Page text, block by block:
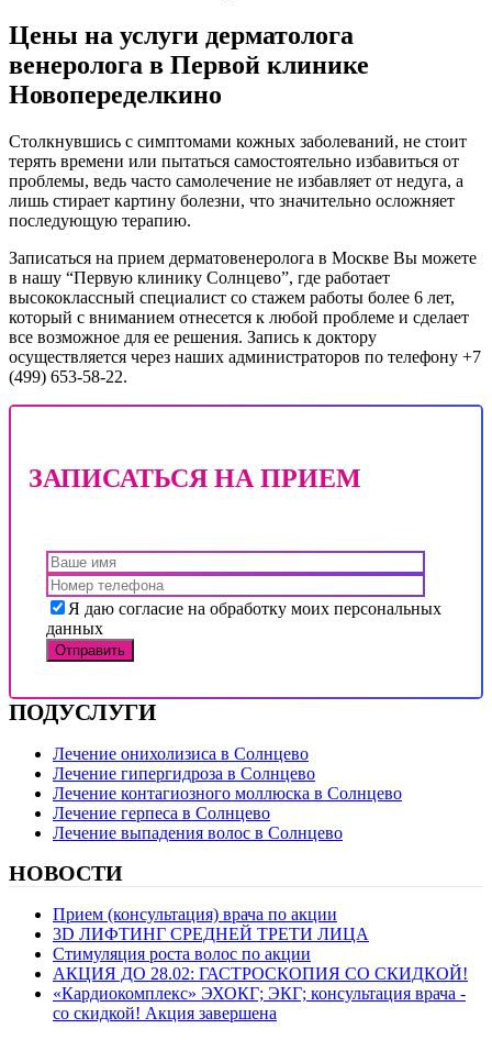
Цены на услуги дерматолога
венеролога в Первой клинике
Новопеределкино
Столкнувшись с симптомами кожных заболеваний, не стоит
терять времени или пытаться самостоятельно избавиться от
проблемы, ведь часто самолечение не избавляет от недуга, а
лишь стирает картину болезни, что значительно осложняет
последующую терапию.
Записаться на прием дерматовенеролога в Москве Вы можете
в нашу “Первую клинику Солнцево”, где работает
высококлассный специалист со стажем работы более 6 лет,
который с вниманием отнесется к любой проблеме и сделает
все возможное для ее решения. Запись к доктору
осуществляется через наших администраторов по телефону +7
(499) 653-58-22.
ЗАПИСАТЬСЯ НА ПРИЕМ
Я даю согласие на обработку моих персональных
данных
ПОДУСЛУГИ
Лечение онихолизиса в Солнцево
Лечение гипергидроза в Солнцево
Лечение контагиозного моллюска в Солнцево
Лечение герпеса в Солнцево
Лечение выпадения волос в Солнцево
НОВОСТИ
Прием (консультация) врача по акции
3D ЛИФТИНГ СРЕДНЕЙ ТРЕТИ ЛИЦА
Стимуляция роста волос по акции
АКЦИЯ ДО 28.02: ГАСТРОСКОПИЯ СО СКИДКОЙ!
«Кардиокомплекс» ЭХОКГ; ЭКГ; консультация врача -
со скидкой! Акция завершена